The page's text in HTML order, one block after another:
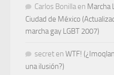
Carlos Bonilla en Marcha
Ciudad de México
marcha gay LGBT 2007)
secret en WTF!
una ilusión?)